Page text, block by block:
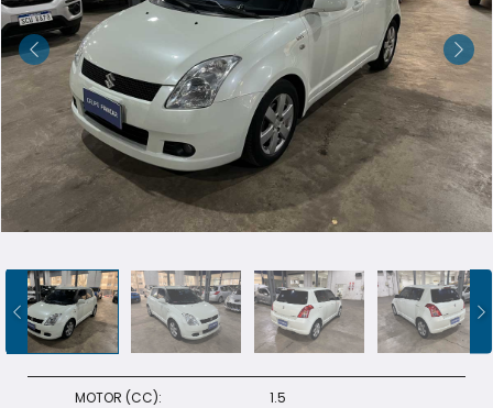
PICKUP Y DOBLE CABINA
UTILITARIOS Y CAMIONES
VENDÉ
+598 91 372 694
MOTOR (CC): 1.5